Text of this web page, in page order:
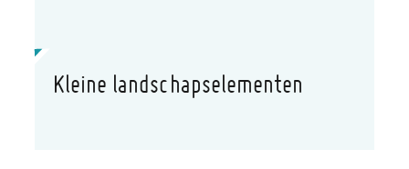
Kleine landschapselementen